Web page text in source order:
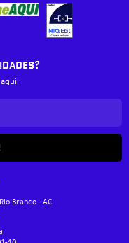
Branco-AC